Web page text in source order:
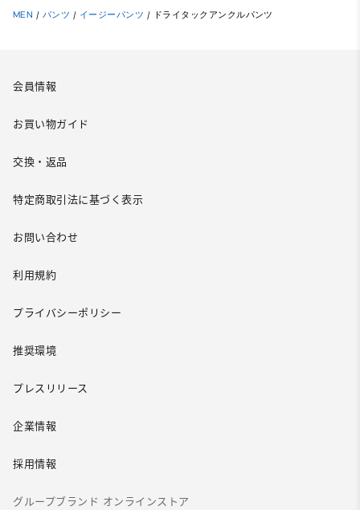
MEN / パンツ / イージーパンツ / ドライタックアンクルパンツ
会員情報
お買い物ガイド
交換・返品
特定商取引法に基づく表示
お問い合わせ
利用規約
プライバシーポリシー
推奨環境
プレスリリース
企業情報
採用情報
グループブランド オンラインストア